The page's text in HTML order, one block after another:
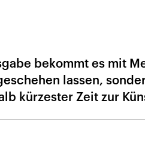
bekommt es mit
lassen,
kürzester Zeit zur